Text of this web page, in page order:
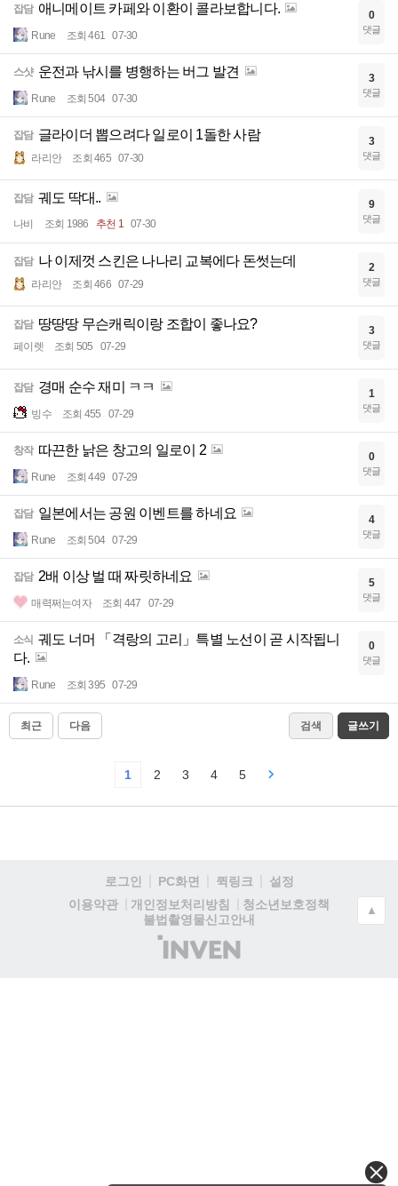
잡담 애니메이트 카페와 이환이 콜라보합니다.
Rune 조회 461 07-30
0
댓글
스샷 운전과 낚시를 병행하는 버그 발견
Rune 조회 504 07-30
3
댓글
잡담 글라이더 뽑으려다 일로이 1돌한 사람
라리안 조회 465 07-30
3
댓글
잡담 궤도 딱대..
나비 조회 1986 추천 1 07-30
9
댓글
잡담 나 이제껏 스킨은 나나리 교복에다 돈썻는데
라리안 조회 466 07-29
2
댓글
잡담 땅땅땅 무슨캐릭이랑 조합이 좋나요?
페이렛 조회 505 07-29
3
댓글
잡담 경매 순수 재미 ㅋㅋ
빙수 조회 455 07-29
1
댓글
창작 따끈한 낡은 창고의 일로이 2
Rune 조회 449 07-29
0
댓글
잡담 일본에서는 공원 이벤트를 하네요
Rune 조회 504 07-29
4
댓글
잡담 2배 이상 벌 때 짜릿하네요
매력쩌는여자 조회 447 07-29
5
댓글
소식 궤도 너머 「격랑의 고리」특별 노선이 곧 시작됩니
다.
Rune 조회 395 07-29
0
댓글
최근 다음 검색 글쓰기
1 2 3 4 5
로그인 PC화면 퀵링크
설정
이용약관
개인정보처리방침
청소년보호정책
불법촬영물신고안내
(주)
인
▲